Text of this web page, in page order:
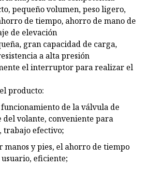
pequeño volumen, peso ligero,
de tiempo, ahorro de mano de
de elevación
gran capacidad de carga,
a alta presión
el interruptor para realizar el
producto:
funcionamiento de la válvula de
volante, conveniente para
trabajo efectivo;
manos y pies, el ahorro de tiempo
eficiente;